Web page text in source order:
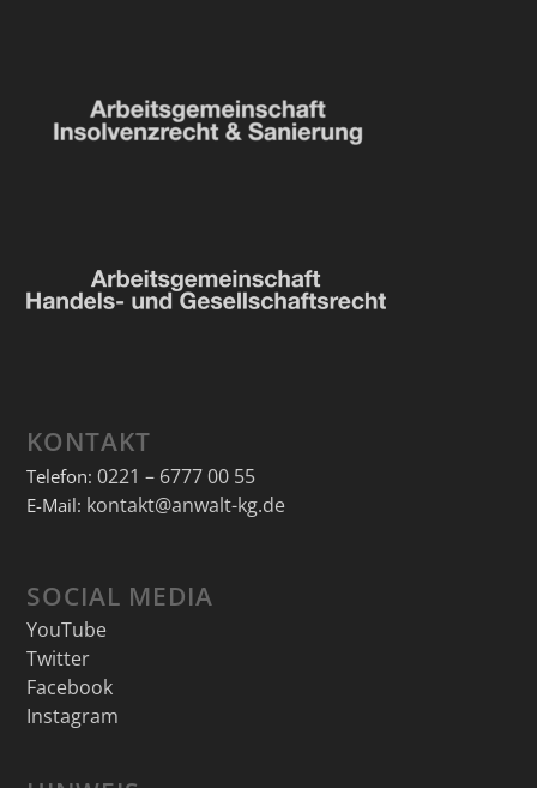
KONTAKT
Telefon: 0221 – 6777 00 55
E-Mail: kontakt@anwalt-kg.de
SOCIAL MEDIA
YouTube
Twitter
Facebook
Instagram